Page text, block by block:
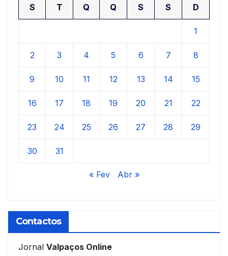
S T Q Q S S D
1
2 3 4 5 6 7 8
9 10 11 12 13 14 15
16 17 18 19 20 21 22
23 24 25 26 27 28 29
30 31
« Fev Abr »
Contactos
Jornal Valpaços Online